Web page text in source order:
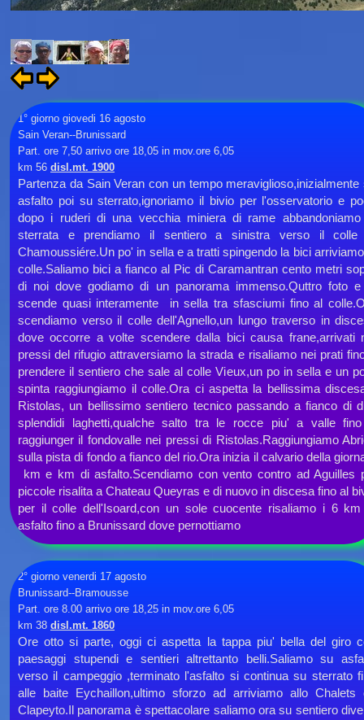
1° giorno giovedi 16 agosto
Sain Veran--Brunissard
Part. ore 7,50 arrivo ore 18,05 in mov.ore 6,05
km 56 disl.mt. 1900
Partenza da Sain Veran con un tempo meraviglioso,inizialmente
asfalto poi su sterrato,ignoriamo il bivio per l'osservatorio e
dopo i ruderi di una vecchia miniera di rame
sterrata e prendiamo il sentiero a sinistra verso il colle
Chamoussiére.Un po' in sella e a tratti spingendo la bici
colle.Saliamo bici a fianco al Pic di Caramantran cento metri
di noi dove godiamo di un panorama immenso.Quttro foto
scende quasi interamente in sella tra sfasciumi fino al
scendiamo verso il colle dell'Agnello,un lungo traverso in
dove occorre a volte scendere dalla bici causa frane,arrivati
pressi del rifugio attraversiamo la strada e risaliamo nei prati
prendere il sentiero che sale al colle Vieux,un po in sella e un
spinta raggiungiamo il colle.Ora ci aspetta la bellissima
Ristolas, un bellissimo sentiero tecnico passando a fianco di
splendidi laghetti,qualche salto tra le rocce piu' a valle
raggiunger il fondovalle nei pressi di Ristolas.Raggiungiamo
sulla pista di fondo a fianco del rio.Ora inizia il calvario della
km e km di asfalto.Scendiamo con vento contro ad Aguilles
piccole risalita a Chateau Queyras e di nuovo in discesa fino al
per il colle dell'Isoard,con un sole cuocente risaliamo i 6
asfalto fino a Brunissard dove pernottiamo
2° giorno venerdi 17 agosto
Brunissard--Bramousse
Part. ore 8.00 arrivo ore 18,25 in mov.ore 6,05
km 38 disl.mt. 1860
Ore otto si parte, oggi ci aspetta la tappa piu' bella del giro
paesaggi stupendi e sentieri altrettanto belli.Saliamo su
verso il campeggio ,terminato l'asfalto si continua su sterrato
alle baite Eychaillon,ultimo sforzo ad arriviamo allo Chalets
Clapeyto.Il panorama è spettacolare saliamo ora su sentiero